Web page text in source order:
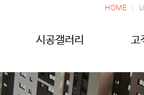
HOME
시공갤러리 고